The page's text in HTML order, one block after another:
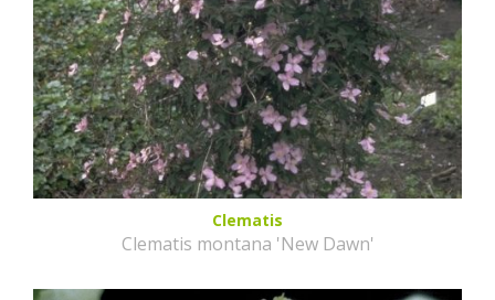
Clematis
Clematis montana 'New Dawn'